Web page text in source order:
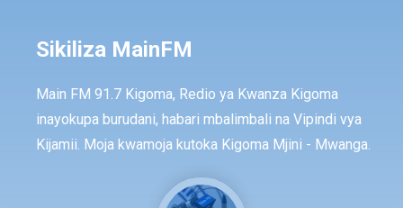
Sikiliza MainFM
Main FM 91.7 Kigoma, Redio ya Kwanza Kigoma
inayokupa burudani, habari mbalimbali na Vipindi vya
Kijamii. Moja kwamoja kutoka Kigoma Mjini - Mwanga.